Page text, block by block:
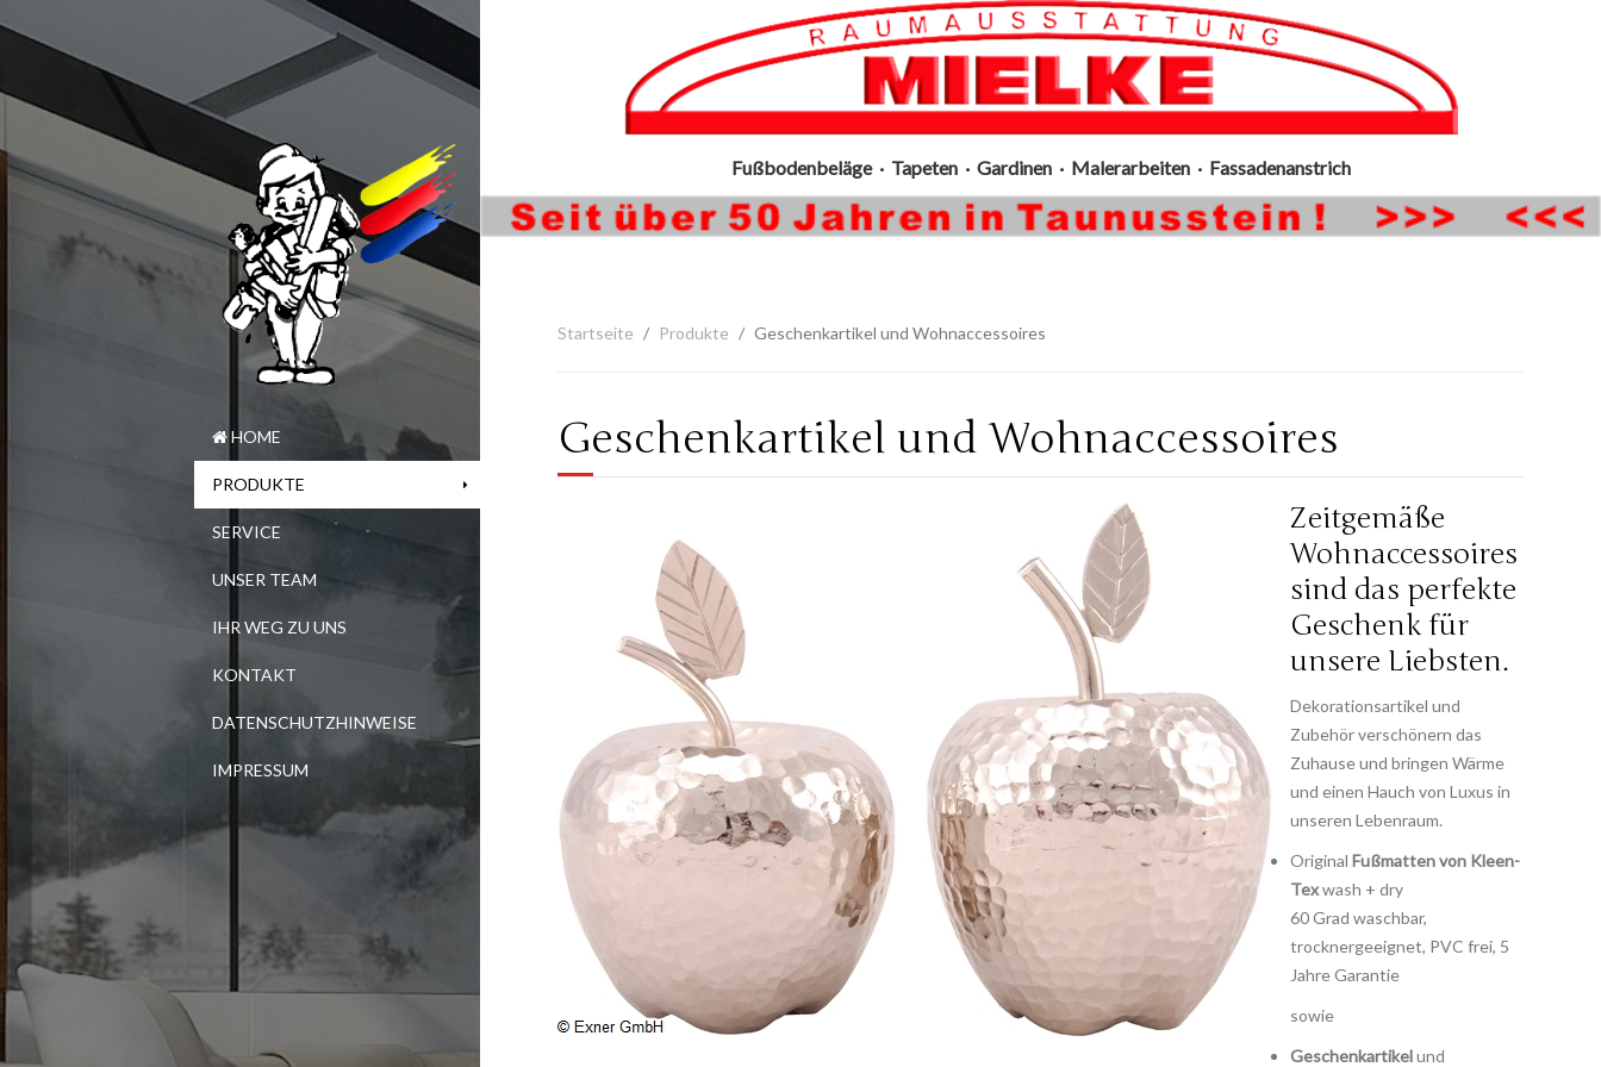
HOME
PRODUKTE
SERVICE
UNSER TEAM
IHR WEG ZU UNS
KONTAKT
DATENSCHUTZHINWEISE
IMPRESSUM
Fußbodenbeläge · Tapeten · Gardinen · Malerarbeiten · Fassadenanstrich
Startseite Produkte Geschenkartikel und Wohnaccessoires
Geschenkartikel und Wohnaccessoires
Zeitgemäße
Wohnaccessoires
sind das perfekte
Geschenk für
unsere Liebsten.
Dekorationsartikel und
Zubehör verschönern das
Zuhause und bringen Wärme
und einen Hauch von Luxus in
unseren Lebenraum.
OriginalFußmatten von Kleen-
Texwash + dry
60 Grad waschbar,
trocknergeeignet, PVC frei, 5
Jahre Garantie
sowie
Geschenkartikelund